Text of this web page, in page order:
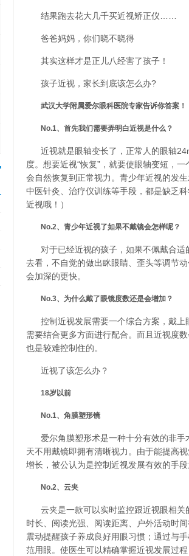
结果跑去花大几千买近视矫正仪……
爸爸妈妈，你们晓不晓得
其实这样才是正儿八经害了孩子！
孩子近视，家长到底该怎么办?
武汉大学附属爱尔眼科医院专家告诉你答案！
No.1、首先我们需要弄明白近视是什么？
近视就是眼轴变长了，正常人的眼轴
度。想要近视“恢复”，就要使眼轴变短，
会自然恢复到正常视力。青少年近视的发
中医针灸、治疗仪训练等手段，都是缺乏
近视哦！）
No.2、青少年近视了如果不戴镜会怎样呢？
对于已经近视的孩子，如果不佩戴合
去看，不自觉的做出眯眼睛、歪头等调节
会加深的更快。
No.3、为什么戴了眼镜度数还是会增加？
控制近视发展需要一个综合方案，戴
需要结合更多方面进行配合。而且近视度
也是较难控制住的。
近视了该怎么办？
18岁以前
No.1、角膜塑形镜
爱尔角膜塑形术是一种十分有效的非
天不用戴镜即拥有清晰视力。由于能提高
增长，被公认为是控制近视发展有效的手段
No.2、云夹
云夹是一款可以实时监控跟近视眼相
时长、阅读光强、阅读距离、户外活动时
震动提醒孩子养成良好用眼习惯；通过与
范用眼。使医生可以精确掌握近视发展过